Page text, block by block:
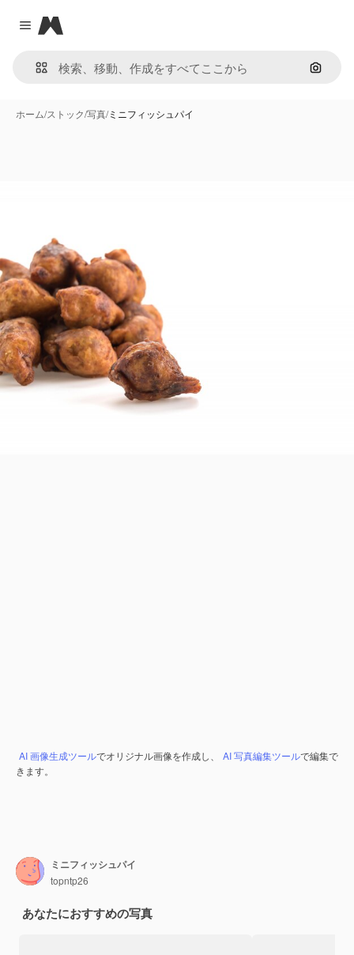
Close menu
Magnific
画像で
ホーム/ストック/写真/ミニフィッシュパイ
AI 画像生成ツールでオリジナル画像を作成し、 AI 写真編集ツールで編集で
きます。
ミニフィッシュパイ
topntp26
あなたにおすすめの写真